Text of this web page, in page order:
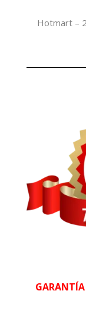
Hotmart –
GARANTÍA